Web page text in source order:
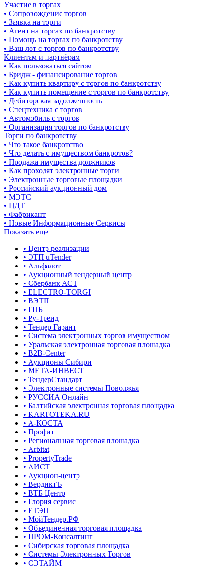
Участие в торгах
• Сопровождение торгов
• Заявка на торги
• Агент на торгах по банкротству
• Помощь на торгах по банкротству
• Ваш лот с торгов по банкротству
Клиентам и партнёрам
• Как пользоваться сайтом
• Бридж - финансирование торгов
• Как купить квартиру с торгов по банкротству
• Как купить помещение с торгов по банкротству
• Дебиторская задолженность
• Спецтехника с торгов
• Автомобиль с торгов
• Организация торгов по банкротству
Торги по банкротству
• Что такое банкротство
• Что делать с имуществом банкротов?
• Продажа имущества должников
• Как проходят электронные торги
• Электронные торговые площадки
• Российский аукционный дом
• МЭТС
• ЦДТ
• Фабрикант
• Новые Информационные Сервисы
Показать еще
• Центр реализации
• ЭТП uTender
• Альфалот
• Аукционный тендерный центр
• Сбербанк АСТ
• ELECTRO-TORGI
• ВЭТП
• ГПБ
• Ру-Трейд
• Тендер Гарант
• Система электронных торгов имуществом
• Уральская электронная торговая площадка
• B2B-Center
• Аукционы Сибири
• МЕТА-ИНВЕСТ
• ТендерСтандарт
• Электронные системы Поволжья
• РУССИА Онлайн
• Балтийская электронная торговая площадка
• KARTOTEKA.RU
• А-КОСТА
• Профит
• Региональная торговая площадка
• Arbitat
• PropertyTrade
• АИСТ
• Аукцион-центр
• ВердиктЪ
• ВТБ Центр
• Глория сервис
• ЕТЭП
• МойТендер.РФ
• Объединенная торговая площадка
• ПРОМ-Консалтинг
• Сибирская торговая площадка
• Системы Электронных Торгов
• СЭТАЙМ